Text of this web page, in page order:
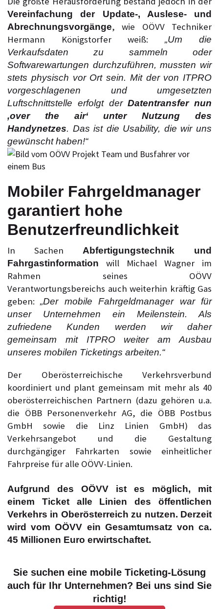
Vereinfachung der Update-, Auslese- und
Abrechnungsvorgänge, wie OÖVV Techniker
Hermann Königstorfer weiß: „Um die
Verkaufsdaten zu sammeln oder
Softwarewartungen durchzuführen, mussten wir
stets physisch vor Ort sein. Mit der von ITPRO
vorgeschlagenen und umgesetzten
Luftschnittstelle erfolgt derDatentransfer nun
‚over the air‘ unter Nutzung des
Handynetzes. Das ist die Usability, die wir uns
gewünscht haben!“
Mobiler Fahrgeldmanager
garantiert hohe
Benutzerfreundlichkeit
In Sachen Abfertigungstechnik und
Fahrgastinformation will Michael Wagner im
Rahmen seines OÖVV
Verantwortungsbereichs auch weiterhin kräftig Gas
geben:„Der mobile Fahrgeldmanager war für
unser Unternehmen ein Meilenstein. Als
zufriedene Kunden werden wir daher
gemeinsam mit ITPRO weiter am Ausbau
unseres mobilen Ticketings arbeiten.“
Der Oberösterreichische Verkehrsverbund
koordiniert und plant gemeinsam mit mehr als 40
oberösterreichischen Partnern (dazu gehören u.a.
die ÖBB Personenverkehr AG, die ÖBB Postbus
GmbH sowie die Linz Linien GmbH) das
Verkehrsangebot und die Gestaltung
durchgängiger Fahrkarten sowie einheitlicher
Fahrpreise für alle OÖVV-Linien.
Aufgrund des OÖVV ist es möglich, mit
einem Ticket alle Linien des öffentlichen
Verkehrs in Oberösterreich zu nutzen. Derzeit
wird vom OÖVV ein Gesamtumsatz von ca.
45 Millionen Euro erwirtschaftet.
Sie suchen eine mobile Ticketing-Lösung
auch für Ihr Unternehmen? Bei uns sind Sie
richtig!